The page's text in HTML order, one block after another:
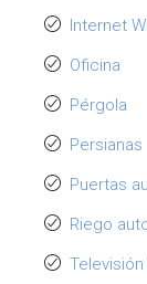
Internet
Oficina
Pérgola
Persianas
Puertas
Riego